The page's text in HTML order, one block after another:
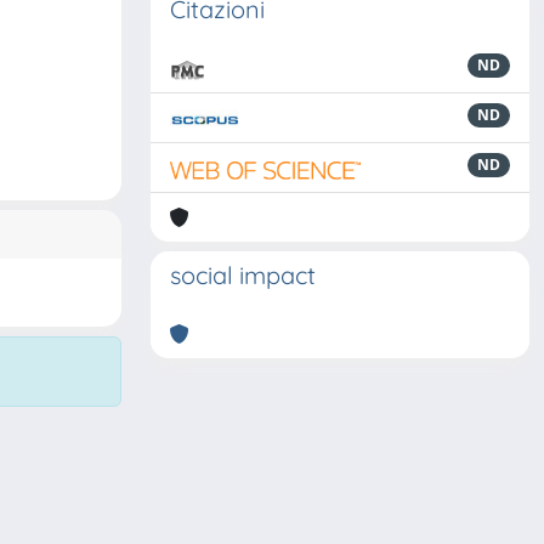
Citazioni
ND
ND
ND
social impact